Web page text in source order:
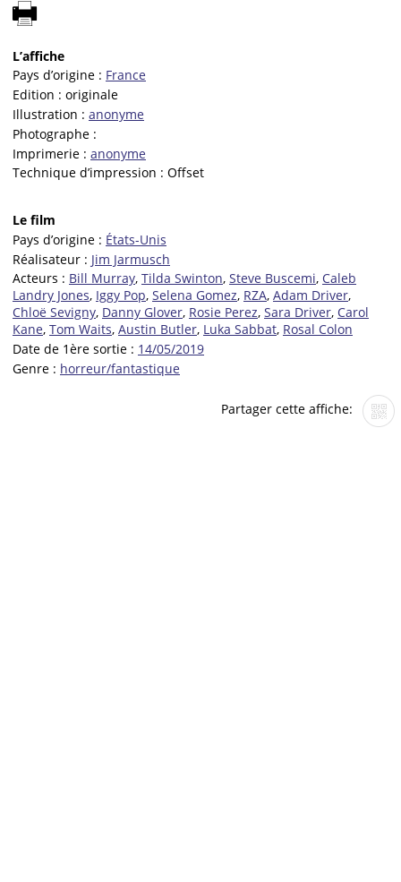
L’affiche
Pays d’origine : France
Edition : originale
Illustration : anonyme
Photographe :
Imprimerie : anonyme
Technique d’impression : Offset
Le film
Pays d’origine : États-Unis
Réalisateur : Jim Jarmusch
Acteurs : Bill Murray, Tilda Swinton, Steve Buscemi, Caleb
Landry Jones, Iggy Pop, Selena Gomez, RZA, Adam Driver,
Chloë Sevigny, Danny Glover, Rosie Perez, Sara Driver, Carol
Kane, Tom Waits, Austin Butler, Luka Sabbat, Rosal Colon
Date de 1ère sortie : 14/05/2019
Genre : horreur/fantastique
Partager cette affiche: